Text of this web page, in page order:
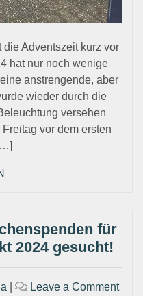
Adventszeit kurz vor
hat nur noch wenige
anstrengende, aber
wieder durch die
versehen
vor dem ersten
für
2024 gesucht!
Leave a Commenton